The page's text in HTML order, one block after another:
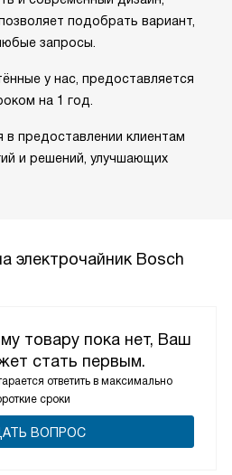
подобрать вариант,
запросы.
у нас, предоставляется
на 1 год.
предоставлении клиентам
и решений, улучшающих
электрочайник Bosch
товару пока нет, Ваш
стать первым.
ответить в максимально
сроки
ВОПРОС